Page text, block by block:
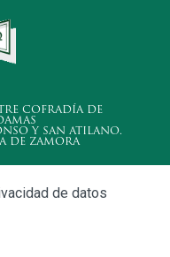
COFRADÍA DE
Y SAN ATILANO.
DE ZAMORA
de datos